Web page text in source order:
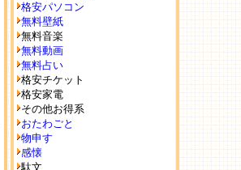
格安パソコン
無料壁紙
無料音楽
無料動画
無料占い
格安チケット
格安家電
その他お得系
おたわごと
物申す
感懐
駄文